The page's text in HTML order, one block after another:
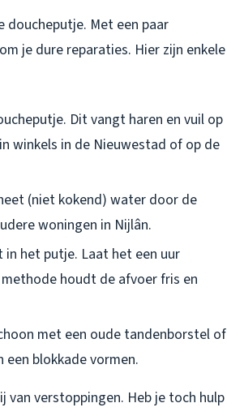
doucheputje. Met een paar
je dure reparaties. Hier zijn enkele
Dit vangt haren en vuil op
winkels in de Nieuwestad of op de
(niet kokend) water door de
woningen in Nijlân.
het putje. Laat het een uur
houdt de afvoer fris en
met een oude tandenborstel of
blokkade vormen.
van verstoppingen. Heb je toch hulp